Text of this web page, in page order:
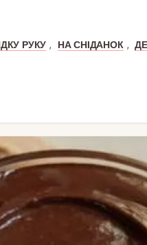
РУКУ , НА СНІДАНОК ,